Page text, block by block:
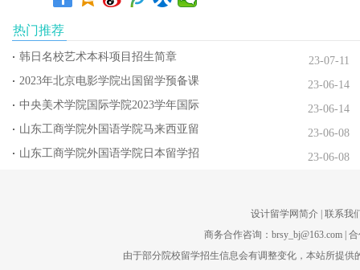
热门推荐
韩日名校艺术本科项目招生简章
23-07-11
2023年北京电影学院出国留学预备课
23-06-14
中央美术学院国际学院2023学年国际
23-06-14
山东工商学院外国语学院马来西亚留
23-06-08
山东工商学院外国语学院日本留学招
23-06-08
设计留学网简介 | 联系我
商务合作咨询：brsy_bj@163.com |
由于部分院校留学招生信息会有调整变化，本站所提供